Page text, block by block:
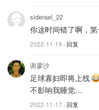
他代表阿根廷国家队出
球。梅西本届世界杯打
siderael_22
你这时间错了啊，
2022-11-19 · 回复
谢廖沙
足球寡妇即将上线
不影响我睡觉…
2022-11-17 · 回复